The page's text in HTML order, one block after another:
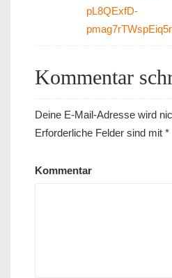
pL8QExfD-
Kommentar
Deine E-Mail-Adresse wird
Erforderliche Felder sind mit *
Kommentar